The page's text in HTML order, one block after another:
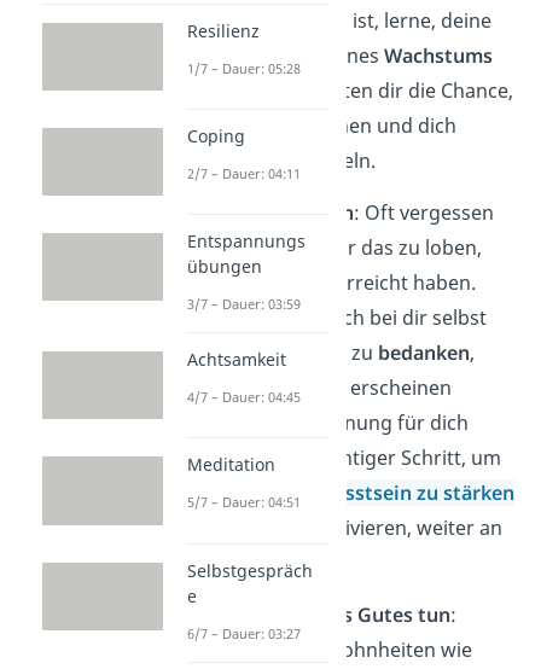
geplant gelaufen ist, lerne, deine
Fehler als Teil deines Wachstums
zu sehen. Sie bieten dir die Chance,
aus ihnen zu lernen und dich
weiterzuentwickeln.
Für Erfolge loben: Oft vergessen
wir, uns selbst für das zu loben,
was wir bereits erreicht haben.
Nimm dir Zeit, dich bei dir selbst
für deine Erfolge zu bedanken,
egal wie klein sie erscheinen
mögen. Anerkennung für dich
selbst ist ein wichtiger Schritt, um
dein
Selbstbewusstsein zu stärken
und dich zu motivieren, weiter an
dir zu arbeiten.
Sich selbst etwas Gutes tun:
Gesunde Angewohnheiten wie
Resilienz
1/7 – Dauer: 05:28
Coping
2/7 – Dauer: 04:11
Entspannungs
übungen
3/7 – Dauer: 03:59
Achtsamkeit
4/7 – Dauer: 04:45
Meditation
5/7 – Dauer: 04:51
Selbstgespräch
e
6/7 – Dauer: 03:27